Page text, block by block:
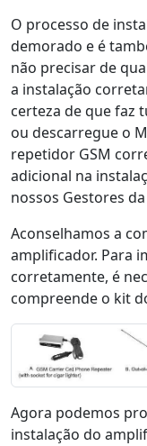
O processo de
demorado e é
não precisar de
a instalação
certeza de que faz
ou descarregue o
repetidor GSM
adicional na
nossos Gestores
Aconselhamos a
amplificador. Para
corretamente, é
compreende o kit
Agora podemos
instalação do